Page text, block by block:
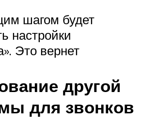
шагом будет
настройки
Это вернет
другой
для звонков